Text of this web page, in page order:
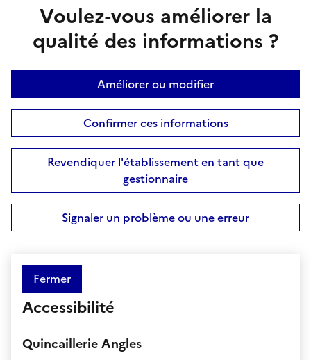
Voulez-vous améliorer la
qualité des informations ?
Améliorer ou modifier
Confirmer ces informations
Revendiquer l'établissement en tant que
gestionnaire
Signaler un problème ou une erreur
Fermer
Accessibilité
Quincaillerie Angles